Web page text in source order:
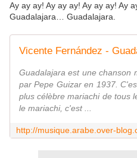
Ay ay ay! Ay ay ay! Ay ay ay! Ay
Guadalajara… Guadalajara.
Vicente Fernández -
Guadalajara est une chanson
par Pepe Guizar en 1937.
plus célèbre mariachi de tous
le mariachi, c'est ...